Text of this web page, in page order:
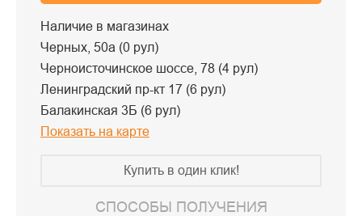
Наличие в магазинах
Черных, 50а (0 рул)
Черноисточинское шоссе, 78 (4 рул)
Ленинградский пр-кт 17 (6 рул)
Балакинская 3Б (6 рул)
Показать на карте
Купить в один клик!
СПОСОБЫ ПОЛУЧЕНИЯ